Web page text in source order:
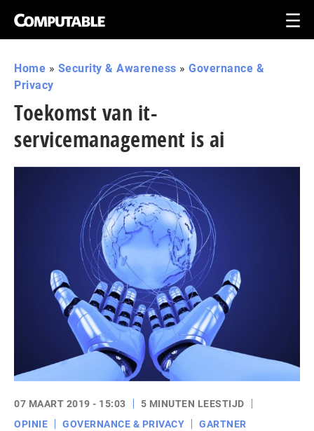
Home » Security & Awareness » Governance &
Privacy
Toekomst van it-
servicemanagement is ai
07 MAART 2019 - 15:03
5 MINUTEN LEESTIJD
OPINIE
GOVERNANCE & PRIVACY GARTNER